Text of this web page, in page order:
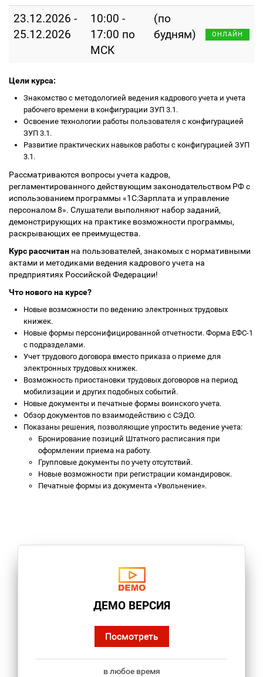
23.12.2026 -
25.12.2026
10:00 -
17:00 по
МСК
(по
будням)
ОНЛАЙН
Цели курса:
Знакомство с методологией ведения кадрового учета и учета
рабочего времени в конфигурации ЗУП 3.1.
Освоение технологии работы пользователя с конфигурацией
ЗУП 3.1.
Развитие практических навыков работы с конфигурацией ЗУП
3.1.
Рассматриваются вопросы учета кадров,
регламентированного действующим законодательством РФ с
использованием программы «1С:Зарплата и управление
персоналом 8». Слушатели выполняют набор заданий,
демонстрирующих на практике возможности программы,
раскрывающих ее преимущества.
Курс рассчитан на пользователей, знакомых с нормативными
актами и методиками ведения кадрового учета на
предприятиях Российской Федерации!
Что нового на курсе?
Новые возможности по ведению электронных трудовых
книжек.
Новые формы персонифицированной отчетности. Форма ЕФС-1
с подразделами.
Учет трудового договора вместо приказа о приеме для
электронных трудовых книжек.
Возможность приостановки трудовых договоров на период
мобилизации и других подобных событий.
Новые документы и печатные формы воинского учета.
Обзор документов по взаимодействию с СЭДО.
Показаны решения, позволяющие упростить ведение учета:
Бронирование позиций Штатного расписания при
оформлении приема на работу.
Групповые документы по учету отсутствий.
Новые возможности при регистрации командировок.
Печатные формы из документа «Увольнение».
ДЕМО ВЕРСИЯ
Посмотреть
в любое время